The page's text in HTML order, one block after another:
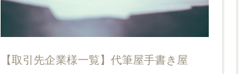
【取引先企業様一覧】代筆屋手書き屋